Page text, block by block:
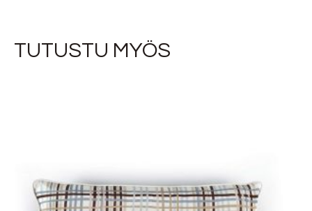
TUTUSTU MYÖS